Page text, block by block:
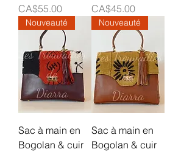
Prix
CA$55.00
Prix
CA$45.00
Nouveauté
Sac à main en
Bogolan & cuir
Nouveauté
Sac à main en
Bogolan & cuir